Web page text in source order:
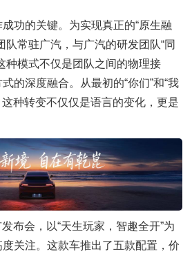
功的关键。为实现真正的“原生融
队常驻广汽，与广汽的研发团队“同
种模式不仅是团队之间的物理接
的深度融合。从最初的“你们”和“我
这种转变不仅仅是语言的变化，更是
布会，以“天生玩家，智趣全开”为
关注。这款车推出了五款配置，价